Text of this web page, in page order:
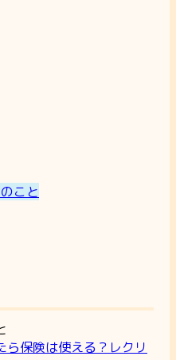
こと
ら保険は使える？レクリ